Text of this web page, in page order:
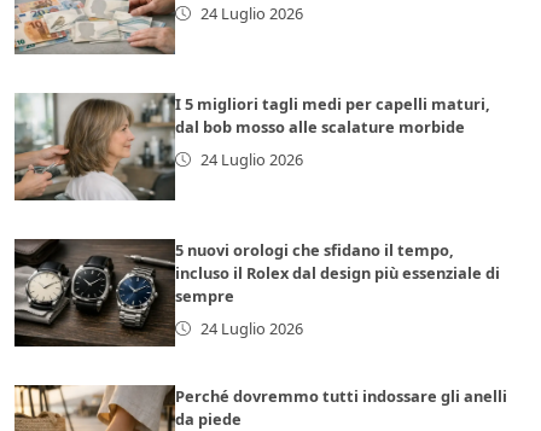
24 Luglio 2026
I 5 migliori tagli medi per capelli maturi,
dal bob mosso alle scalature morbide
24 Luglio 2026
5 nuovi orologi che sfidano il tempo,
incluso il Rolex dal design più essenziale di
sempre
24 Luglio 2026
Perché dovremmo tutti indossare gli anelli
da piede